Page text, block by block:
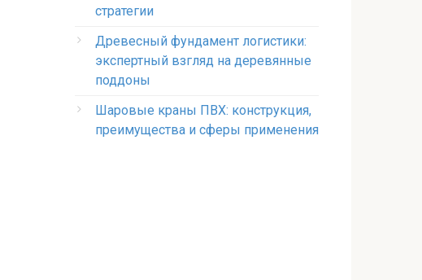
стратегии
Древесный фундамент логистики:
экспертный взгляд на деревянные
поддоны
Шаровые краны ПВХ: конструкция,
преимущества и сферы применения